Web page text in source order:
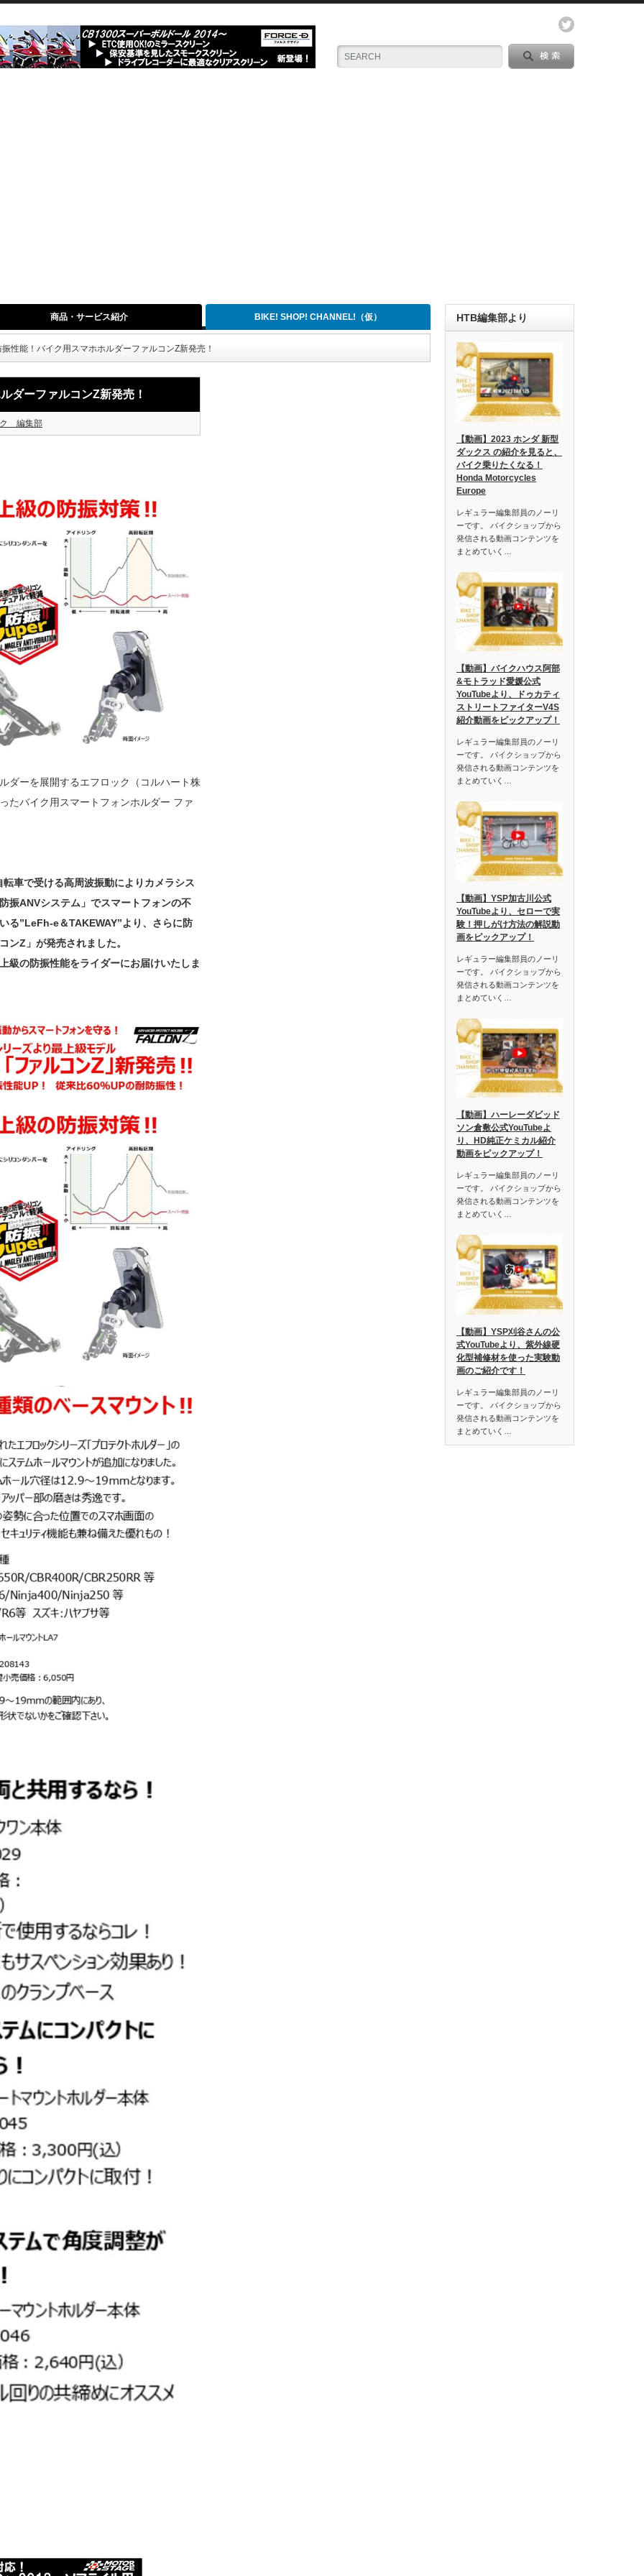
商品・サービス紹介 BIKE! SHOP! CHANNEL!（仮）
性能！バイク用スマホホルダーファルコンZ新発売！
ダーファルコンZ新発売！
ク 編集部
ダーを展開するエフロック（コルハート株
たバイク用スマートフォンホルダー ファ
車で受ける高周波振動によりカメラシス
振ANVシステム」でスマートフォンの不
る”LeFh-e＆TAKEWAY”より、さらに防
ンZ」が発売されました。
級の防振性能をライダーにお届けいたしま
HTB編集部より
【動画】2023 ホンダ 新型
ダックス の紹介を見ると、
バイク乗りたくなる！
Honda Motorcycles
Europe
レギュラー編集部員のノーリ
ーです。 バイクショップから
発信される動画コンテンツを
まとめていく…
【動画】バイクハウス阿部
&モトラッド愛媛公式
YouTubeより、ドゥカティ
ストリートファイターV4S
紹介動画をピックアップ！
レギュラー編集部員のノーリ
ーです。 バイクショップから
発信される動画コンテンツを
まとめていく…
【動画】YSP加古川公式
YouTubeより、セローで実
験！押しがけ方法の解説動
画をピックアップ！
レギュラー編集部員のノーリ
ーです。 バイクショップから
発信される動画コンテンツを
まとめていく…
【動画】ハーレーダビッド
ソン倉敷公式YouTubeよ
り、HD純正ケミカル紹介
動画をピックアップ！
レギュラー編集部員のノーリ
ーです。 バイクショップから
発信される動画コンテンツを
まとめていく…
【動画】YSP刈谷さんの公
式YouTubeより、紫外線硬
化型補修材を使った実験動
画のご紹介です！
レギュラー編集部員のノーリ
ーです。 バイクショップから
発信される動画コンテンツを
まとめていく…